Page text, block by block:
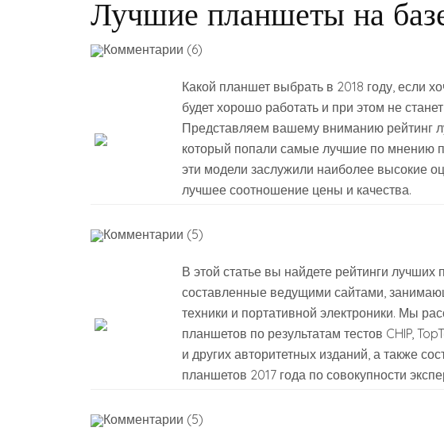
Лучшие планшеты на
Комментарии (6)
Какой планшет выбрать в 2018 году, если
будет хорошо работать и при этом не
Представляем вашему вниманию рейтинг
который попали самые лучшие по мнению
эти модели заслужили наиболее высокие
лучшее соотношение цены и качества.
Комментарии (5)
В этой статье вы найдете рейтинги лучших
составленные ведущими сайтами,
техники и портативной электроники. Мы
планшетов по результатам тестов CHIP,
и других авторитетных изданий, а также
планшетов 2017 года по совокупности
Комментарии (5)